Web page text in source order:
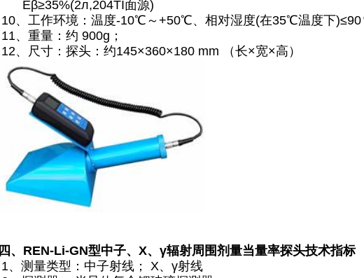
Eβ≥35%(2л,204TI面源)
10、工作环境：温度-10℃～+50℃、相对湿度(在35℃温度下)≤90
11、重量：约 900g；
12、尺寸：探头：约145×360×180 mm （长×宽×高）
四、REN-Li-GN型中子、X、γ辐射周围剂量当量率探头技术指标
1、测量类型：中子射线； X、γ射线